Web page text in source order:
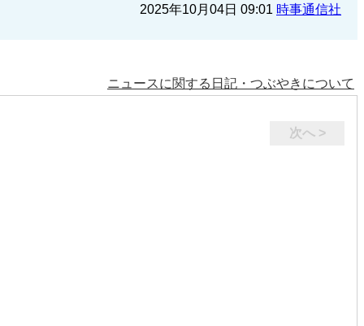
2025年10月04日 09:01 時事通信社
ニュースに関する日記・つぶやきについて
次へ >